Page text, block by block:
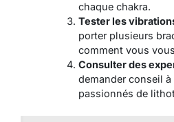
chaque chakra.
Tester les
porter plusieurs
comment vous
Consulter des
demander conseil
passionnés de